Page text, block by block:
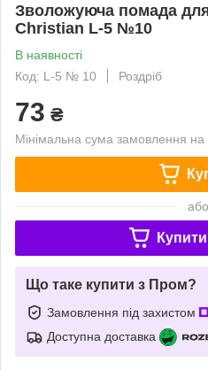
Зволожуюча помада
Christian L-5 №10
В наявності
Код: L-5 № 10
Роздріб
73 ₴
Мінімальна сума замовлення
або
Що таке купити з Пром?
Замовлення під захистом
Доступна доставка